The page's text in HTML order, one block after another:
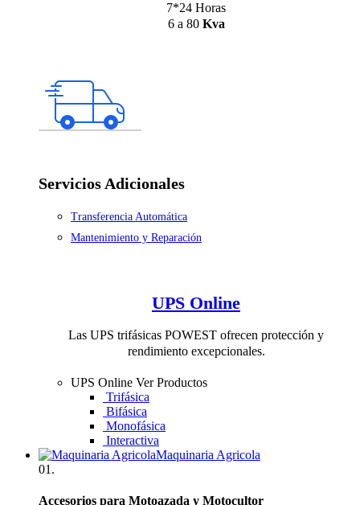
7*24 Horas
6 a 80 Kva
Servicios Adicionales
Transferencia Automática
Mantenimiento y Reparación
UPS Online
Las UPS trifásicas POWEST ofrecen protección y
rendimiento excepcionales.
UPS Online Ver Productos
Trifásica
Bifásica
Monofásica
Interactiva
Maquinaria Agricola
01.
Accesorios para Motoazada y Motocultor